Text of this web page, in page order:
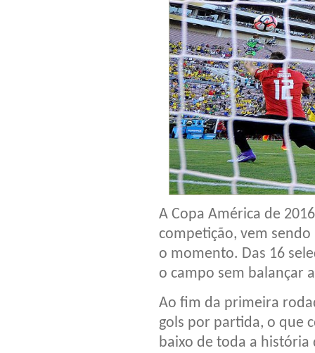
A Copa América de
competição, vem
o momento. Das 16
o campo sem balançar
Ao fim da primeira
gols por partida, o que
baixo de toda a história